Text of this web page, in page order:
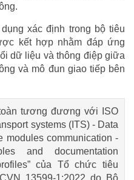
xác định trong bộ tiêu
kết hợp nhằm đáp ứng
dữ liệu và thông điệp giữa
và mô đun giao tiếp bên
tương đương với ISO
systems (ITS) - Data
modules communication -
and documentation
của Tổ chức tiêu
13599-1:2022 do Bộ